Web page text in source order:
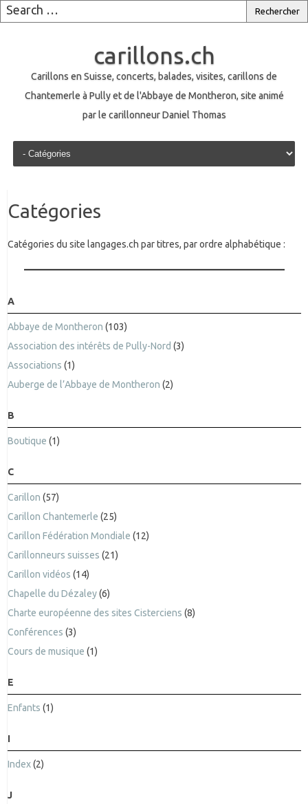
carillons.ch
Carillons en Suisse, concerts, balades, visites, carillons de
Chantemerle à Pully et de l'Abbaye de Montheron, site animé
par le carillonneur Daniel Thomas
Skip to content
Catégories
Catégories du site langages.ch par titres, par ordre alphabétique :
A
Abbaye de Montheron (103)
Association des intérêts de Pully-Nord (3)
Associations (1)
Auberge de l’Abbaye de Montheron (2)
B
Boutique (1)
C
Carillon (57)
Carillon Chantemerle (25)
Carillon Fédération Mondiale (12)
Carillonneurs suisses (21)
Carillon vidéos (14)
Chapelle du Dézaley(6)
Charte européenne des sites Cisterciens (8)
Conférences (3)
Cours de musique (1)
E
Enfants (1)
I
Index(2)
J